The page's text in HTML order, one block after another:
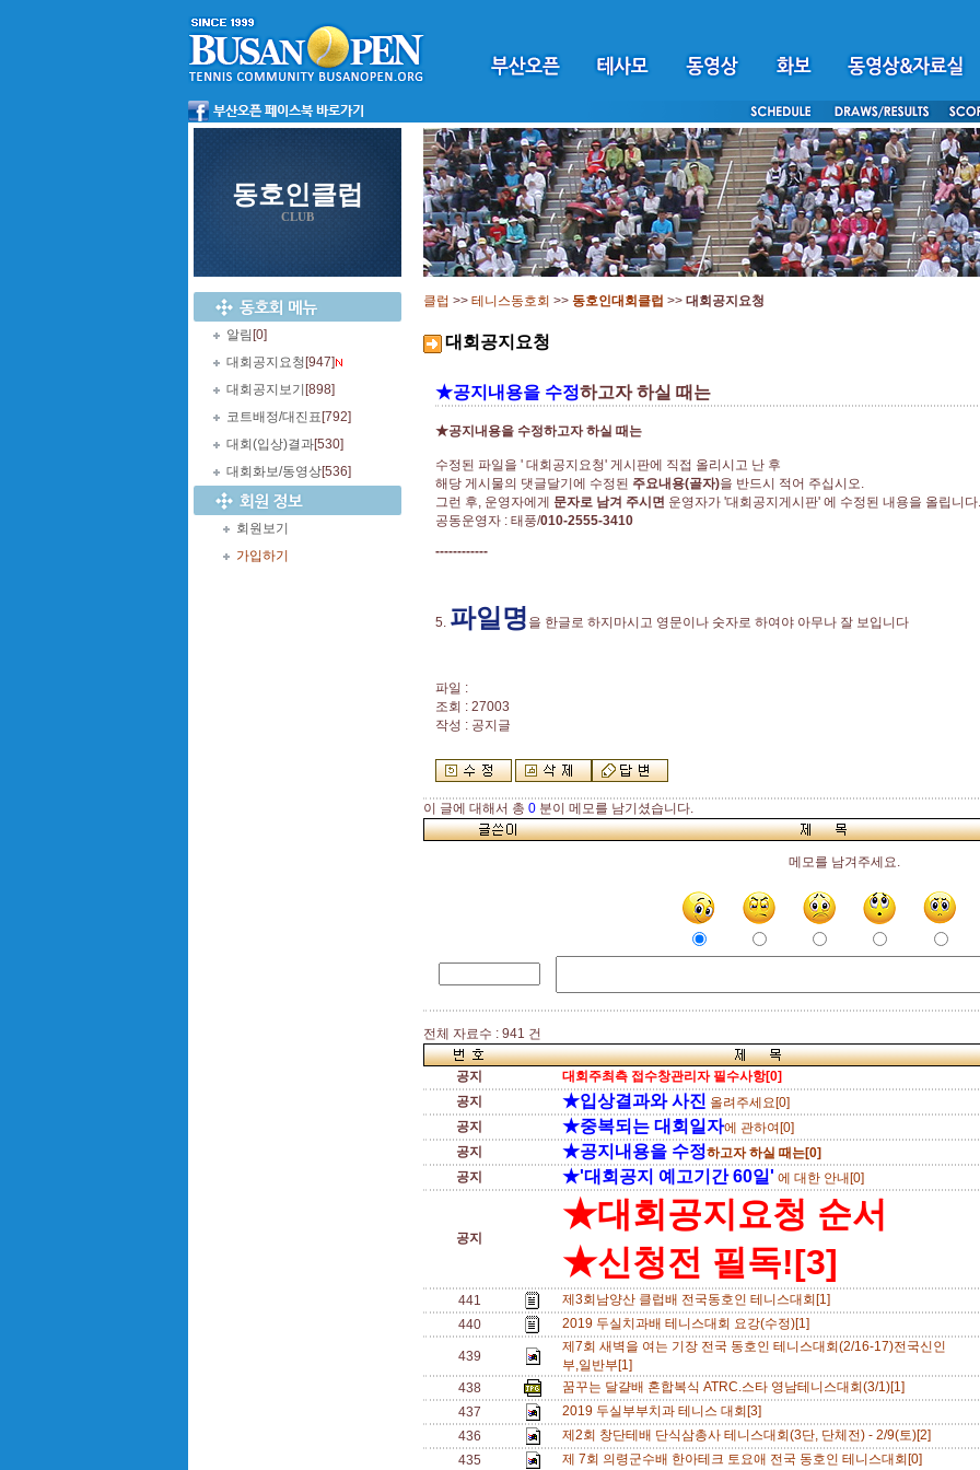
동호인클럽
CLUB
알림 [0]
대회공지요청 [947]
대회공지보기 [898]
코트배정/대진표 [792]
대회(입상)결과[530]
대회화보/동영상[536]
회원보기
가입하기
클럽 >> 테니스동호회 >> 동호인대회클럽 >> 대회공지요청
대회공지요청
★공지내용을 수정하고자 하실 때는
★공지내용을 수정하고자 하실 때는
수정된 파일을 ' 대회공지요청' 게시판에 직접 올리시고 난 후
해당 게시물의 댓글달기에 수정된 주요내용(골자)을 반드시 적어 주십시오.
그런 후, 운영자에게 문자로 남겨 주시면 운영자가 '대회공지게시판' 에 수정된 내용을 올립니다.
공동운영자 : 태풍/010-2555-3410
------------
5. 파일명 을 한글로 하지마시고 영문이나 숫자로 하여야 아무나 잘 보입니다
파일 :
조회 : 27003
작성 : 공지글
이 글에 대해서 총 0 분이 메모를 남기셨습니다.
메모를 남겨주세요.
전체 자료수 : 941 건
공지
대회주최측 접수창관리자 필수사항[0]
공지
★입상결과와 사진 올려주세요[0]
공지
★중복되는 대회일자에 관하여[0]
공지
★공지내용을 수정하고자 하실 때는[0]
공지
★'대회공지 예고기간 60일' 에 대한 안내[0]
공지
★대회공지요청 순서
★신청전 필독![3]
441
제3회남양산 클럽배 전국동호인 테니스대회[1]
440
2019 두실치과배 테니스대회 요강(수정)[1]
439
제7회 새벽을 여는 기장 전국 동호인 테니스대회(2/16-17)전국신인
부,일반부[1]
438
꿈꾸는 달걀배 혼합복식 ATRC.스타 영남테니스대회(3/1)[1]
437
2019 두실부부치과 테니스 대회[3]
436
제2회 창단테배 단식삼총사 테니스대회(3단, 단체전) - 2/9(토)[2]
435
제 7회 의령군수배 한아테크 토요애 전국 동호인 테니스대회[0]